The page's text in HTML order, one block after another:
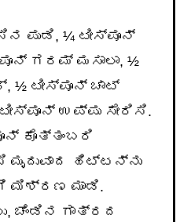
ಪುಡಿ, ¼ ಟೀಸ್ಪೂನ್
ಗರಮ್ ಮಸಾಲಾ, ½
½ ಟೀಸ್ಪೂನ್ ಚಾಟ್
ಉಪ್ಪು ಸೇರಿಸಿ.
ಕೊತ್ತಂಬರಿ
ಮೃದುವಾದ ಹಿಟ್ಟನ್ನು
ಮಿಶ್ರಣ ಮಾಡಿ.
ಚೆಂಡಿನ ಗಾತ್ರದ